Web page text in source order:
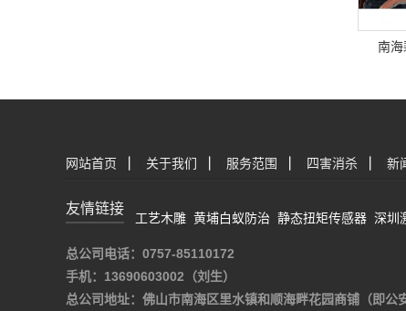
南海
网站首页 关于我们 服务范围 四害消杀 新
友情链接
工艺木雕 黄埔白蚁防治 静态扭矩传感器 深圳
总公司电话：0757-85110172
手机：13690603002（刘生）
总公司地址：佛山市南海区里水镇和顺海畔花园商铺（即公